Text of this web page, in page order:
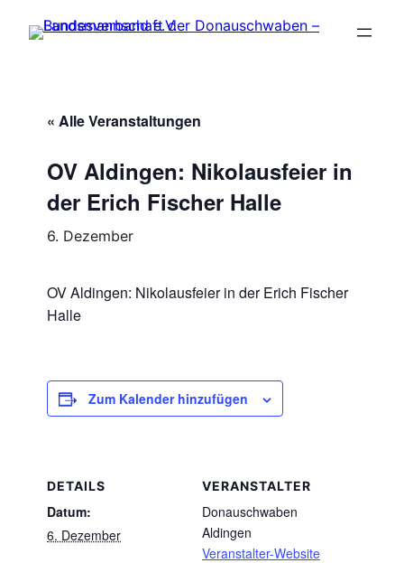
« Alle Veranstaltungen
OV Aldingen: Nikolausfeier in
der Erich Fischer Halle
6. Dezember
OV Aldingen: Nikolausfeier in der Erich Fischer
Halle
Zum Kalender hinzufügen
DETAILS
Datum:
6. Dezember
VERANSTALTER
Donauschwaben
Aldingen
Veranstalter-Website